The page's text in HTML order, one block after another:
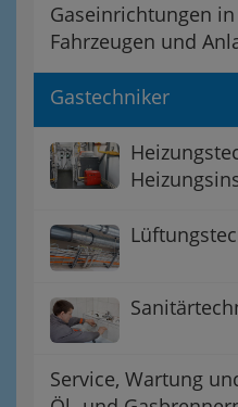
Gaseinrichtungen
Fahrzeugen und
Gastechniker
Service, Wartung